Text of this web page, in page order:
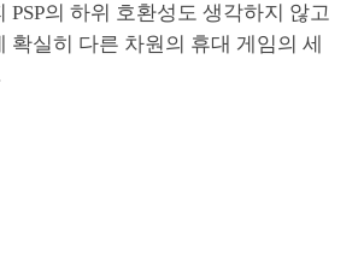
PSP의 하위 호환성도 생각하지 않고
확실히 다른 차원의 휴대 게임의 세